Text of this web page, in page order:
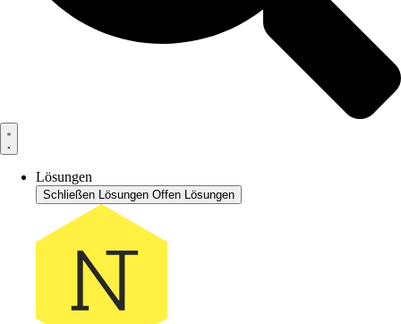
Lösungen
Schließen Lösungen Offen Lösungen